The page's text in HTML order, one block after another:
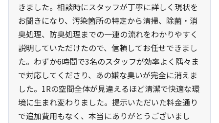
きました。相談時にスタッフが丁寧に詳しく現状を
お聞きになり、汚染箇所の特定から清掃、除菌・消
臭処理、防臭処理までの一連の流れをわかりやすく
説明していただけたので、信頼してお任せできまし
た。わずか6時間で3名のスタッフが効率よく隅々ま
で対応してくださり、あの嫌な臭いが完全に消えま
した。1Rの空間全体が見違えるほど清潔で快適な環
境に生まれ変わりました。提示いただいた料金通り
で追加費用もなく、本当にありがとうございまし